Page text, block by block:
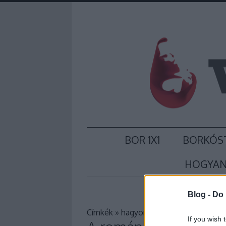
Blog -
If you wish
BOR 1X1
Címkék » hagyomány